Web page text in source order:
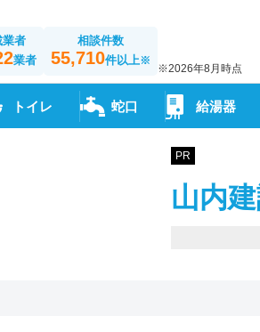
業者
業者
相談件数
55,710件以上※
※2026年8月時点
トイレ 蛇口 給湯器
PR
山内